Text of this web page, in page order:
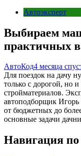
Автоэксперт
Выбираем
практичных
АвтоКод4 месяца
Для поездок на дачу
только с дорогой, но
стройматериалов.
автоподборщик Игорь
от бюджетных до
основные задачи
Навигация по